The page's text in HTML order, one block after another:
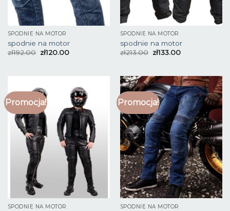
SPODNIE NA MOTOR
spodnie na motor
zł192.00 zł120.00
SPODNIE NA MOTOR
spodnie na motor
zł213.00 zł133.00
Promocja!
SPODNIE NA MOTOR
Promocja!
SPODNIE NA MOTOR